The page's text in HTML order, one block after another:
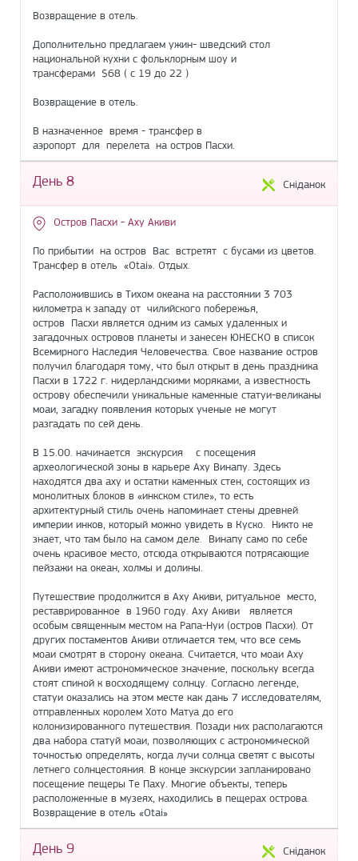
Возвращение в отель.
Дополнительно предлагаем ужин- шведский стол
национальной кухни с фольклорным шоу и
трансферами $68 ( с 19 до 22 )
Возвращение в отель.
В назначенное время - трансфер в
аэропорт для перелета на остров Пасхи.
День 8 Сніданок
Остров Пасхи - Аху Акиви
По прибытии на остров Вас встретят с бусами из цветов.
Трансфер в отель «Otai». Отдых.
Расположившись в Тихом океана на расстоянии 3 703
километра к западу от чилийского побережья,
острoв Пасхи является одним из самых удаленных и
загадочных островов планеты и занесен ЮНЕСКО в список
Всемирного Наследия Человечества. Свое название остров
получил благодаря тому, что был открыт в день праздника
Пасхи в 1722 г. нидерландскими моряками, а известность
острову обеспечили уникальные каменные статуи-великаны
моаи, загадку появления которых ученые не могут
разгадать по сей день.
В 15.00. начинается экскурсия с посещения
археологической зоны в карьере Aху Винапу. Здесь
находятся два аху и остатки каменных стен, состоящих из
монолитных блоков в «инкском стиле», то есть
архитектурный стиль очень напоминает стены древней
империи инков, который можно увидеть в Куско. Никто не
знает, что там было на самом деле. Винапу само по себе
очень красивое место, отсюда открываются потрясающие
пейзажи на океан, холмы и долины.
Путешествие продолжится в Аху Акиви, ритуальное место,
реставрированное в 1960 году. Aху Aкиви является
особым священным местом на Рапа-Нуи (остров Пасхи). От
других постаментов Акиви отличается тем, что все семь
моаи смотрят в сторону океана. Считается, что моаи Аху
Акиви имеют астрономическое значение, поскольку всегда
стоят спиной к восходящему солнцу. Согласно легенде,
статуи оказались на этом месте как дань 7 исследователям,
отправленных королем Хото Матуа до его
колонизированного путешествия. Позади них располагаются
два набора статуй моаи, позволяющих с астрономической
точностью определять, когда лучи солнца светят с высоты
летнего солнцестояния. В конце экскурсии запланировано
посещение пещеры Те Паху. Многие объекты, теперь
расположенные в музеях, находились в пещерах острова.
Возвращение в отель «Otai»
День 9 Сніданок